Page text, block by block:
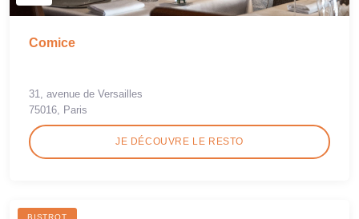
Comice
31, avenue de Versailles
75016, Paris
JE DÉCOUVRE LE RESTO
BISTROT